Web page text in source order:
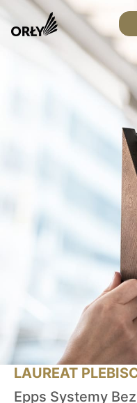
LAUREAT
Epps Systemy